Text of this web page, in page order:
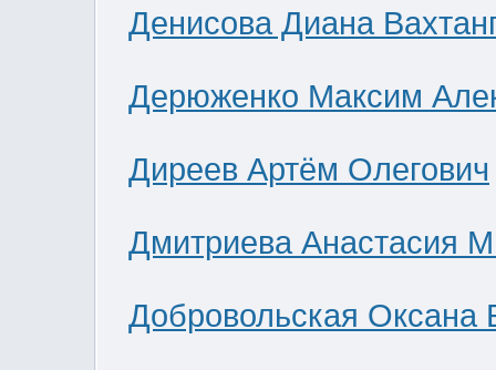
Денисова Диана
Дерюженко Максим
Диреев Артём Олегович
Дмитриева Анастасия
Добровольская Оксана